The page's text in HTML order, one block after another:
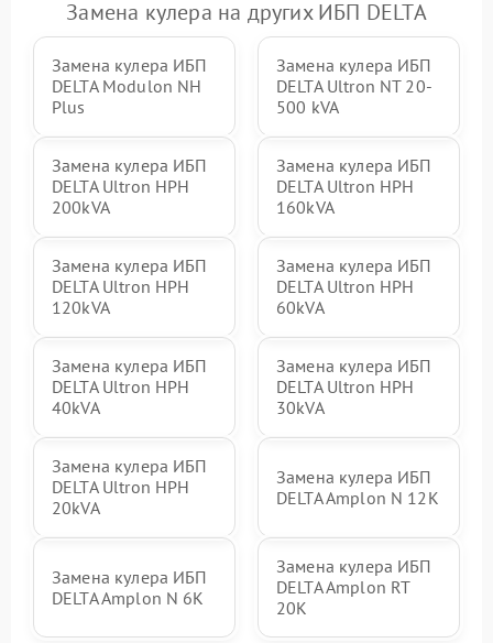
перенапряжения
Замена кулера на других ИБП DELTA
Замена кулера ИБП
DELTA Modulon NH
Plus
Замена кулера ИБП
DELTA Ultron NT 20-
500 kVA
Замена кулера ИБП
DELTA Ultron HPH
200kVA
Замена кулера ИБП
DELTA Ultron HPH
160kVA
Замена кулера ИБП
DELTA Ultron HPH
120kVA
Замена кулера ИБП
DELTA Ultron HPH
60kVA
Замена кулера ИБП
DELTA Ultron HPH
40kVA
Замена кулера ИБП
DELTA Ultron HPH
30kVA
Замена кулера ИБП
DELTA Ultron HPH
20kVA
Замена кулера ИБП
DELTA Amplon N 12K
Замена кулера ИБП
DELTA Amplon N 6K
Замена кулера ИБП
DELTA Amplon RT
20K